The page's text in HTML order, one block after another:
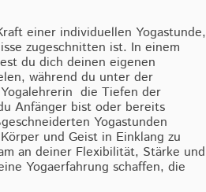
einer individuellen Yogastunde,
zugeschnitten ist. In einem
du dich deinen eigenen
während du unter der
die Tiefen der
Anfänger bist oder bereits
Yogastunden
und Geist in Einklang zu
an deiner Flexibilität, Stärke und
Yogaerfahrung schaffen, die